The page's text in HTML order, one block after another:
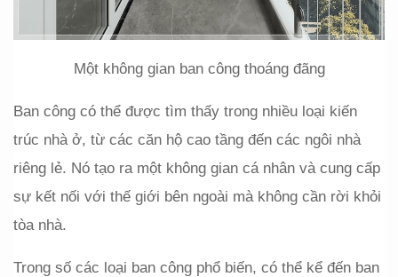
Một không gian ban công thoáng đãng
Ban công có thể được tìm thấy trong nhiều loại kiến
trúc nhà ở, từ các căn hộ cao tầng đến các ngôi nhà
riêng lẻ. Nó tạo ra một không gian cá nhân và cung cấp
sự kết nối với thế giới bên ngoài mà không cần rời khỏi
tòa nhà.
Trong số các loại ban công phổ biến, có thể kể đến ban